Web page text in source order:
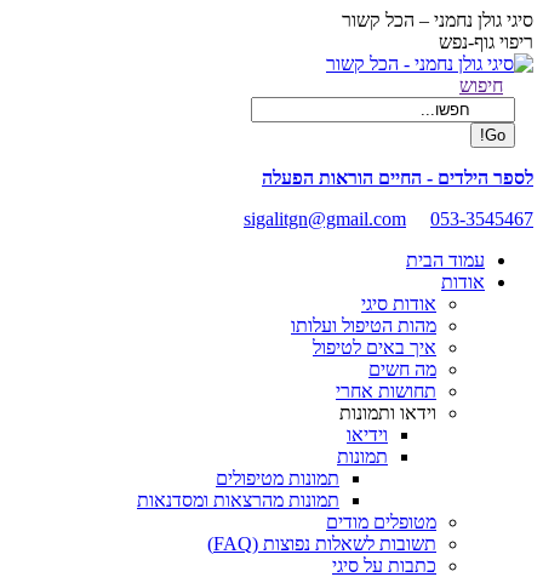
Skip
to
content
סיגי גולן נחמני – הכל קשור
ריפוי גוף-נפש
Facebook
opens
new
window
Search:
חיפוש
לספר הילדים - החיים הוראות הפעלה
sigalitgn@gmail.com
053-3545467
עמוד הבית
אודות
אודות סיגי
מהות הטיפול ועלותו
איך באים לטיפול
מה חשים
תחושות אחרי
וידאו ותמונות
וידיאו
תמונות
תמונות מטיפולים
תמונות מהרצאות ומסדנאות
מטופלים מודים
תשובות לשאלות נפוצות (FAQ)
כתבות על סיגי